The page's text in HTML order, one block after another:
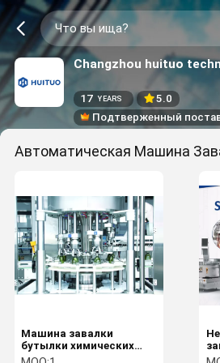
Changzhou huituo
17 YEARS
5.0
Подтверженный
Автоматическая Машина
Машина завалки
бутылки химических
продуктов экрана